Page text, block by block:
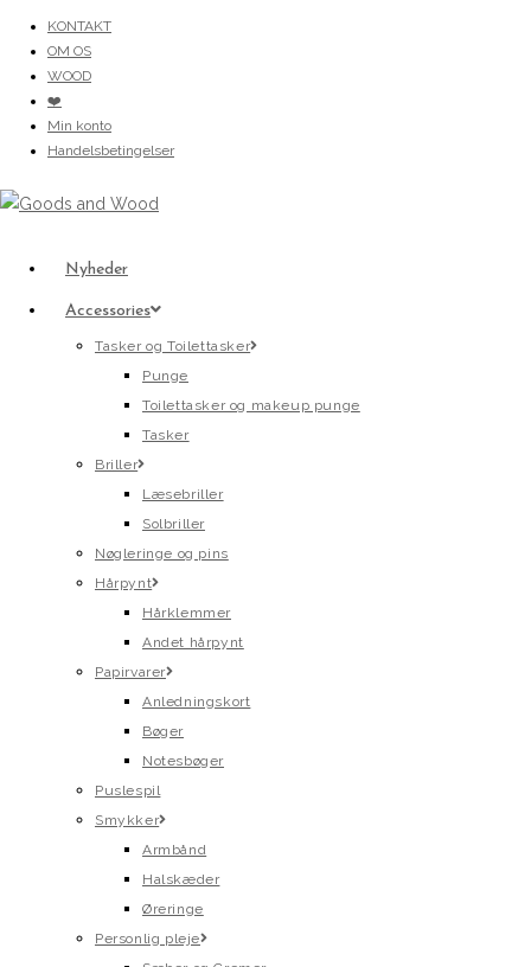
content
KONTAKT
OM OS
WOOD
❤️
Min konto
Handelsbetingelser
Nyheder
Accessories
Tasker og Toilettasker
Punge
Toilettasker og makeup punge
Tasker
Briller
Læsebriller
Solbriller
Nøgleringe og pins
Hårpynt
Hårklemmer
Andet hårpynt
Papirvarer
Anledningskort
Bøger
Notesbøger
Puslespil
Smykker
Armbånd
Halskæder
Øreringe
Personlig pleje